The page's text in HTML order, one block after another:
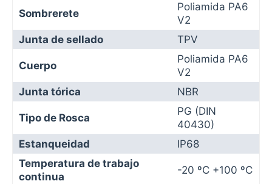
Sombrerete
Poliamida PA6
V2
Junta de sellado
TPV
Cuerpo
Poliamida PA6
V2
Junta tórica
NBR
Tipo de Rosca
PG (DIN
40430)
Estanqueidad
IP68
Temperatura de trabajo
continua
-20 ºC +100 ºC